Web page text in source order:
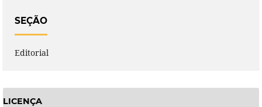
SEÇÃO
Editorial
LICENÇA